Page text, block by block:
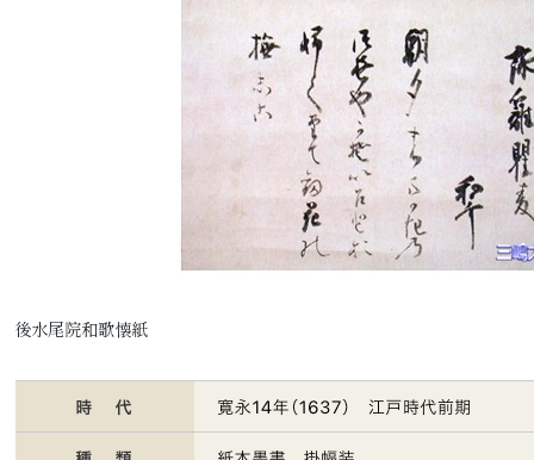
後水尾院和歌懐紙